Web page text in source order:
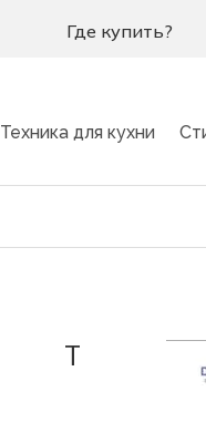
Где купить?
Техника для кухни
Техника